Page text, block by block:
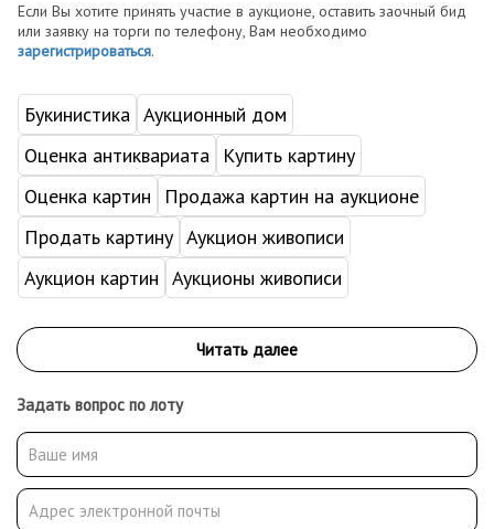
Если Вы хотите принять участие в аукционе, оставить заочный бид
или заявку на торги по телефону, Вам необходимо
зарегистрироваться.
Букинистика Аукционный дом
Оценка антиквариата
Купить картину
Оценка картин
Продажа картин на аукционе
Продать картину Аукцион живописи
Аукцион картин Аукционы живописи
Задать вопрос по лоту